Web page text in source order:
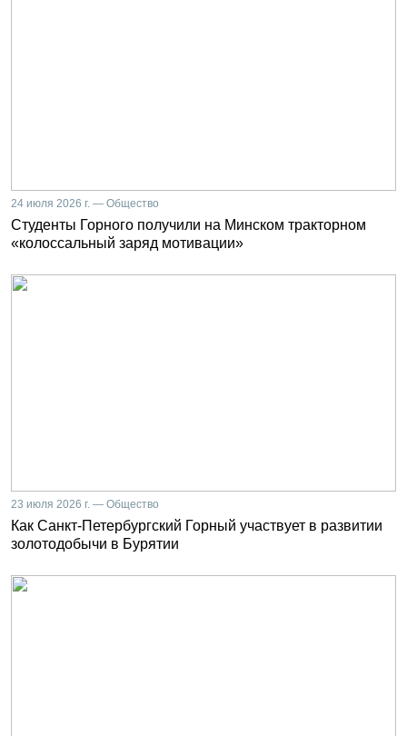
24 июля 2026 г. — Общество
Студенты Горного получили на Минском тракторном
«колоссальный заряд мотивации»
23 июля 2026 г. — Общество
Как Санкт-Петербургский Горный участвует в развитии
золотодобычи в Бурятии